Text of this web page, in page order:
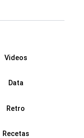
Videos
Data
Retro
Recetas